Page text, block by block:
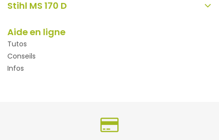
Stihl MS 170 D
Aide en ligne
Tutos
Conseils
Infos